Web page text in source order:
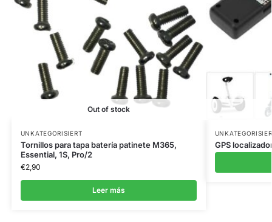
Out of stock
UNKATEGORISIERT
Tornillos para tapa batería patinete M365,
Essential, 1S, Pro/2
€2,90
Leer más
GPS